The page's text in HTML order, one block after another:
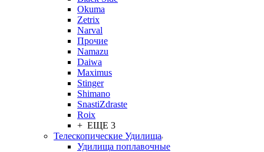
Okuma
Zetrix
Narval
Прочие
Namazu
Daiwa
Maximus
Stinger
Shimano
SnastiZdraste
Roix
+ ЕЩЕ 3
Телескопические Удилища
Удилища поплавочные